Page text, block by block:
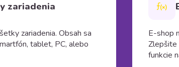
zariadenia
zariadenia. Obsah sa
tablet, PC, alebo
E-shop
Zlepšite
funkcie